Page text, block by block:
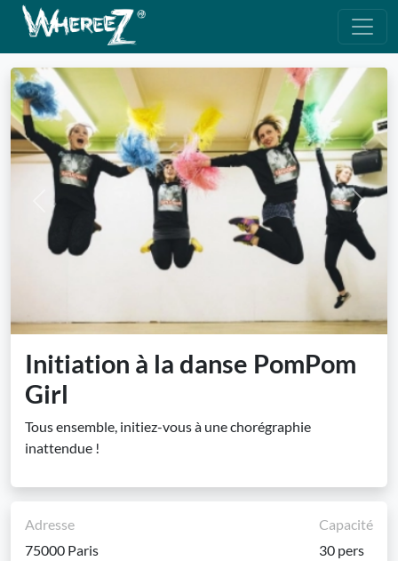
Previous Next
Initiation à la danse PomPom
Girl
Tous ensemble, initiez-vous à une chorégraphie
inattendue !
Adresse
75000 Paris
Capacité
30 pers